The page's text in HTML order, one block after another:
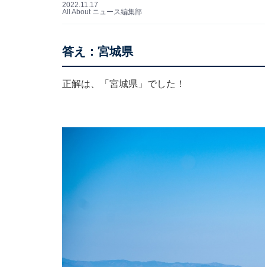
2022.11.17
All About ニュース編集部
答え：宮城県
正解は、「宮城県」でした！